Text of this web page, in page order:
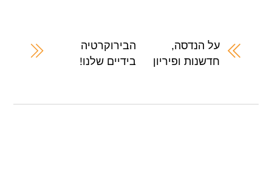
b
k
A
p
על הנדסה,
חדשנות ופיריון
הבירוקרטיה
בידיים שלנו!